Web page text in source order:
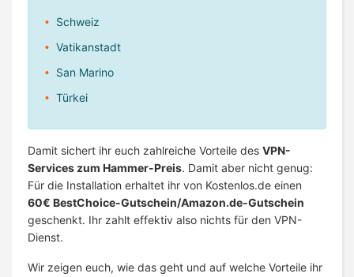
Schweiz
Vatikanstadt
San Marino
Türkei
Damit sichert ihr euch zahlreiche Vorteile des VPN-
Services zum Hammer-Preis. Damit aber nicht genug:
Für die Installation erhaltet ihr von Kostenlos.de einen
60€ BestChoice-Gutschein/Amazon.de-Gutschein
geschenkt. Ihr zahlt effektiv also nichts für den VPN-
Dienst.
Wir zeigen euch, wie das geht und auf welche Vorteile ihr